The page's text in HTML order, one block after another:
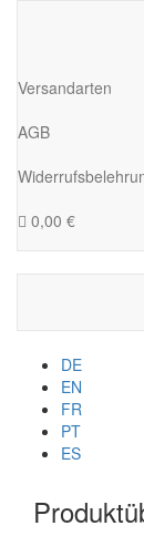
Versandarten
AGB
0,00 €
DE
EN
FR
PT
ES